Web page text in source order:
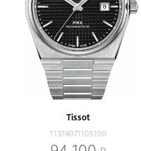
Tissot
T1374071105100